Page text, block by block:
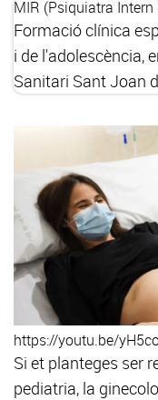
MIR (Psiquiatra Intern
Formació clínica
i de l'adolescència,
Sanitari Sant Joan
https://youtu.be/
Si et planteges ser
pediatria, la